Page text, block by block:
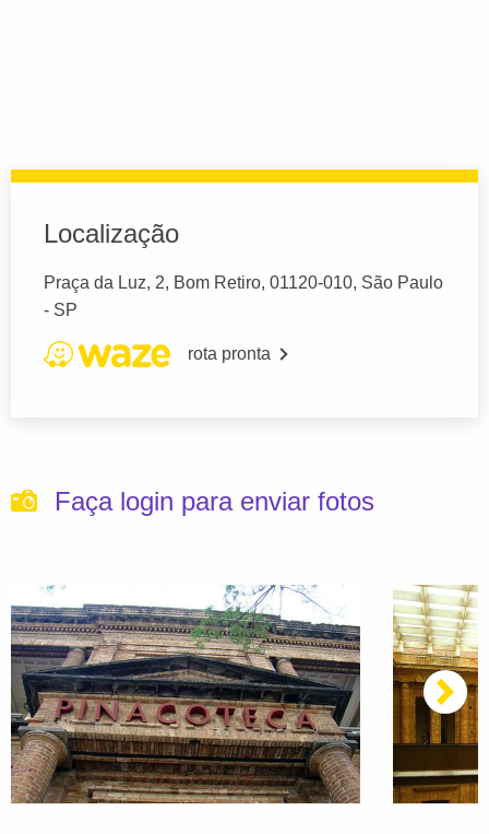
Localização
Praça da Luz, 2, Bom Retiro, 01120-010, São Paulo
- SP
rota pronta
Faça login para enviar fotos